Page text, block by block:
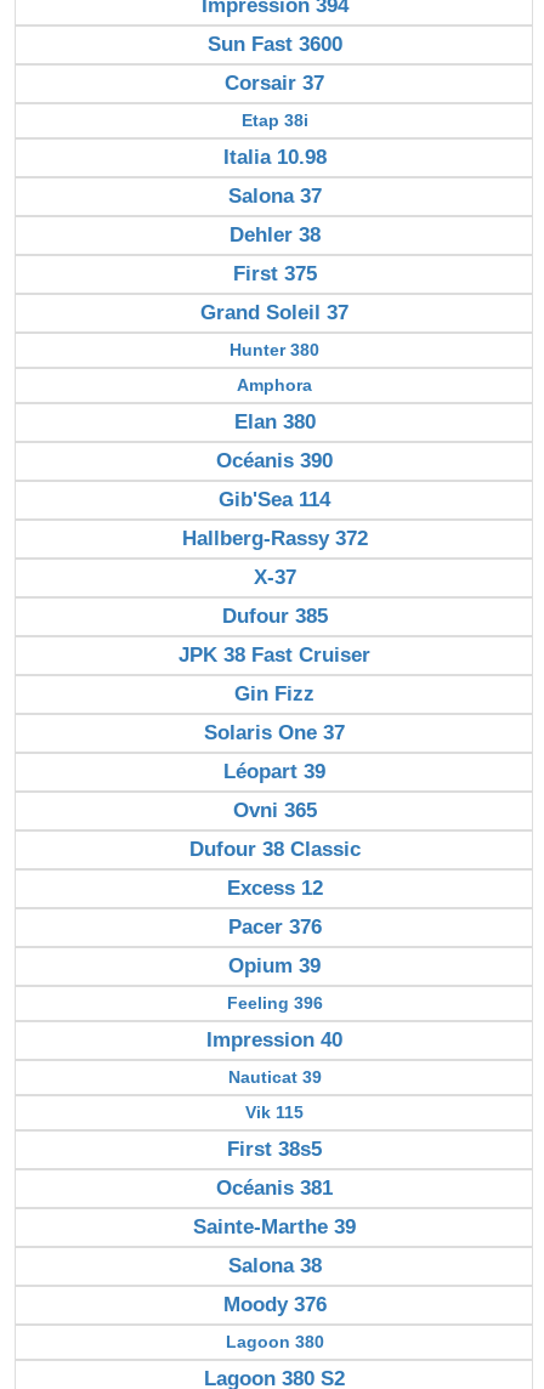
Impression 394
Sun Fast 3600
Corsair 37
Etap 38i
Italia 10.98
Salona 37
Dehler 38
First 375
Grand Soleil 37
Hunter 380
Amphora
Elan 380
Océanis 390
Gib'Sea 114
Hallberg-Rassy 372
X-37
Dufour 385
JPK 38 Fast Cruiser
Gin Fizz
Solaris One 37
Léopart 39
Ovni 365
Dufour 38 Classic
Excess 12
Pacer 376
Opium 39
Feeling 396
Impression 40
Nauticat 39
Vik 115
First 38s5
Océanis 381
Sainte-Marthe 39
Salona 38
Moody 376
Lagoon 380
Lagoon 380 S2